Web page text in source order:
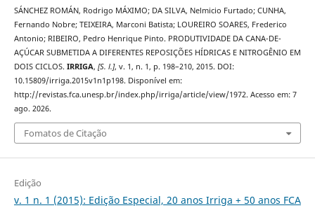
SÁNCHEZ ROMÁN, Rodrigo MÁXIMO; DA SILVA, Nelmicio Furtado; CUNHA,
Fernando Nobre; TEIXEIRA, Marconi Batista; LOUREIRO SOARES, Frederico
Antonio; RIBEIRO, Pedro Henrique Pinto. PRODUTIVIDADE DA CANA-DE-
AÇÚCAR SUBMETIDA A DIFERENTES REPOSIÇÕES HÍDRICAS E NITROGÊNIO EM
DOIS CICLOS. IRRIGA, [S. l.], v. 1, n. 1, p. 198–210, 2015. DOI:
10.15809/irriga.2015v1n1p198. Disponível em:
http://revistas.fca.unesp.br/index.php/irriga/article/view/1972. Acesso em: 7
ago. 2026.
Fomatos de Citação
Edição
v. 1 n. 1 (2015): Edição Especial, 20 anos Irriga + 50 anos FCA